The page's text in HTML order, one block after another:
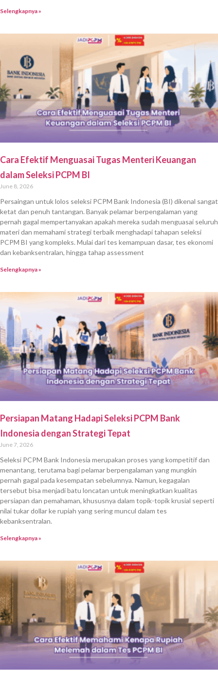
Selengkapnya »
Cara Efektif Menguasai Tugas Menteri Keuangan
dalam Seleksi PCPM BI
June 8, 2026
Persaingan untuk lolos seleksi PCPM Bank Indonesia (BI) dikenal sangat
ketat dan penuh tantangan. Banyak pelamar berpengalaman yang
pernah gagal mempertanyakan apakah mereka sudah menguasai seluruh
materi dan memahami strategi terbaik menghadapi tahapan seleksi
PCPM BI yang kompleks. Mulai dari tes kemampuan dasar, tes ekonomi
dan kebanksentralan, hingga tahap assessment
Selengkapnya »
Persiapan Matang Hadapi Seleksi PCPM Bank
Indonesia dengan Strategi Tepat
June 7, 2026
Seleksi PCPM Bank Indonesia merupakan proses yang kompetitif dan
menantang, terutama bagi pelamar berpengalaman yang mungkin
pernah gagal pada kesempatan sebelumnya. Namun, kegagalan
tersebut bisa menjadi batu loncatan untuk meningkatkan kualitas
persiapan dan pemahaman, khususnya dalam topik-topik krusial seperti
nilai tukar dollar ke rupiah yang sering muncul dalam tes
kebanksentralan.
Selengkapnya »